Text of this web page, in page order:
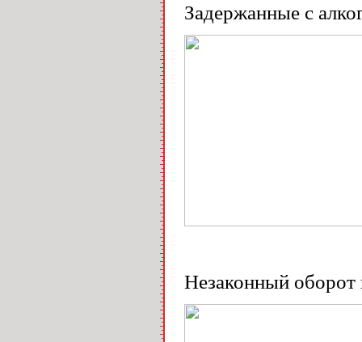
Задержанные с
Незаконный оборот